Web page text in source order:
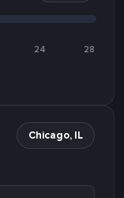
24 28
Chicago, IL